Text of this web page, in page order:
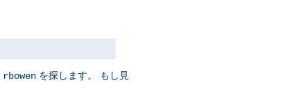
rbowen を探します。 もし見